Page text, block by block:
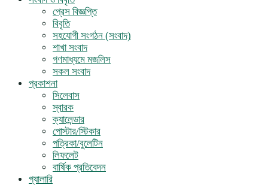
প্রেস বিজ্ঞপ্তি
বিবৃতি
সহযোগী সংগঠন (সংবাদ)
শাখা সংবাদ
গণমাধ্যমে মজলিস
সকল সংবাদ
প্রকাশনা
সিলেবাস
স্বারক
ক্যালেন্ডার
পোস্টার/স্টিকার
পত্রিকা/বুলেটিন
লিফলেট
বার্ষিক প্রতিবেদন
গ্যালারি